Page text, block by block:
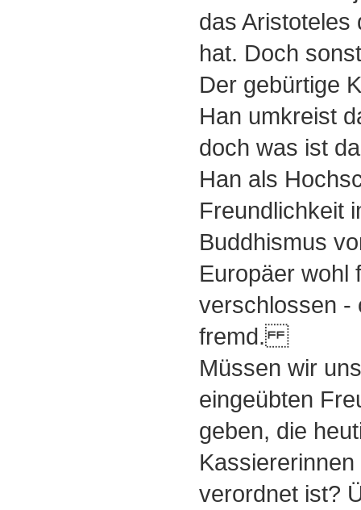
das Aristoteles
hat. Doch
Der gebürtige
Han umkreist
doch was ist
Han als
Freundlichkeit
Buddhismus
Europäer wohl
verschlossen -
fremd.
Müssen wir
eingeübten
geben, die
verordnet ist?